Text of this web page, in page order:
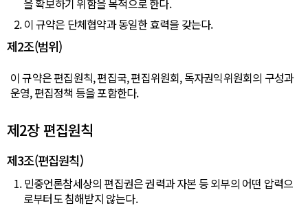
을 확보하기 위함을 목적으로 한다.
2. 이 규약은 단체협약과 동일한 효력을 갖는다.
제2조(범위)
이 규약은 편집원칙, 편집국, 편집위원회, 독자권익위원회의 구성과
운영, 편집정책 등을 포함한다.
제2장 편집원칙
제3조(편집원칙)
1. 민중언론참세상의 편집권은 권력과 자본 등 외부의 어떤 압력으
로부터도 침해받지 않는다.